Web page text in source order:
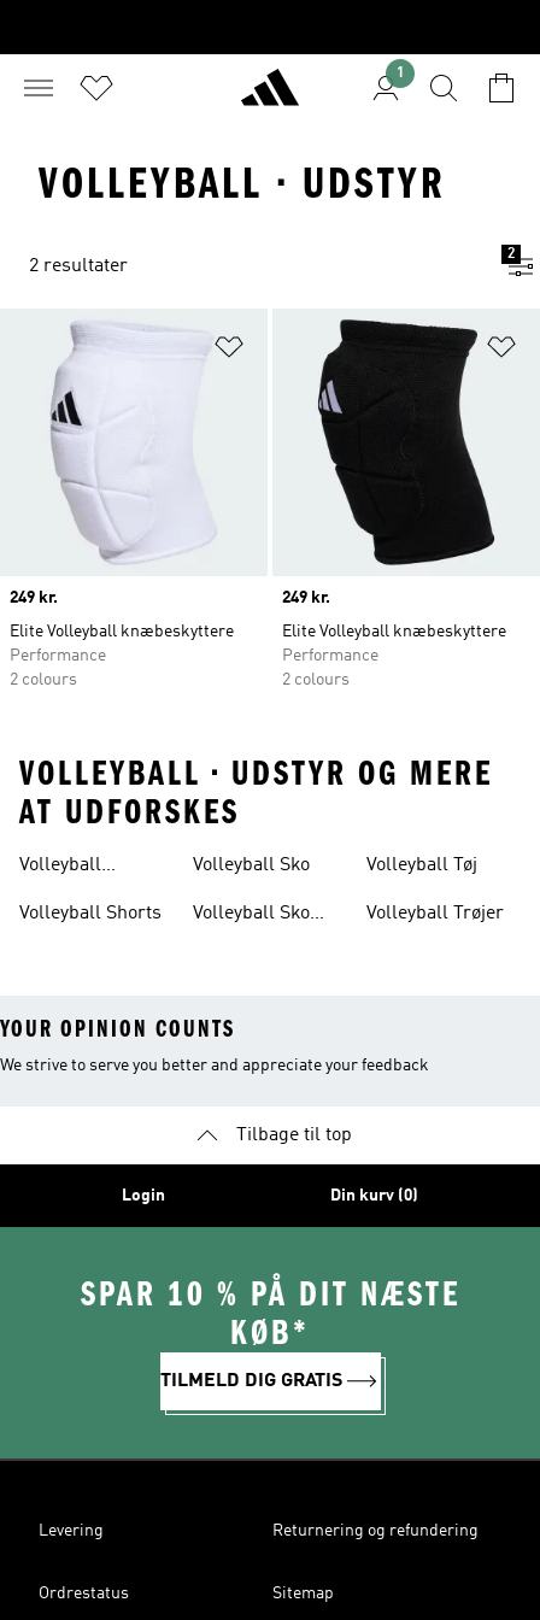
1
VOLLEYBALL · UDSTYR
2 resultater
2
Føj til ønskeliste
Price
249 kr.
Elite Volleyball knæbeskyttere
Performance
2 colours
Price
249 kr.
Elite Volleyball knæbeskyttere
Performance
2 colours
VOLLEYBALL • UDSTYR OG MERE
AT UDFORSKES
Volleyball
Volleyball Shorts
Volleyball Sko
Volleyball Sko
Volleyball Tøj
Volleyball Trøjer
YOUR OPINION COUNTS
We strive to serve you better and appreciate your feedback
Tilbage til top
Login Din kurv (0)
SPAR 10 % PÅ DIT NÆSTE
KØB*
TILMELD DIG GRATIS
Levering Returnering og refundering
Ordrestatus Sitemap